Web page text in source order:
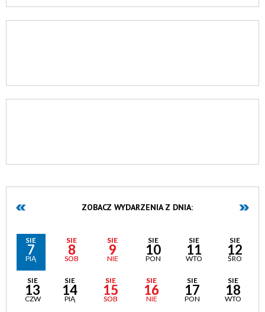
ZOBACZ WYDARZENIA Z DNIA:
SIE
7
PIĄ
SIE
8
SOB
SIE
9
NIE
SIE
10
PON
SIE
11
WTO
SIE
12
ŚRO
SIE
13
CZW
SIE
14
PIĄ
SIE
15
SOB
SIE
16
NIE
SIE
17
PON
SIE
18
WTO